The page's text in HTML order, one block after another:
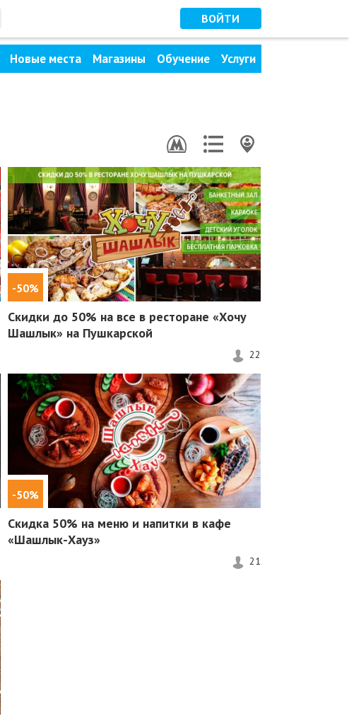
ВОЙТИ
Новые места Магазины Обучение Услуги
-50%
Скидки до 50% на все в ресторане «Хочу
Шашлык» на Пушкарской
22
-50%
Скидка 50% на меню и напитки в кафе
«Шашлык-Хауз»
21